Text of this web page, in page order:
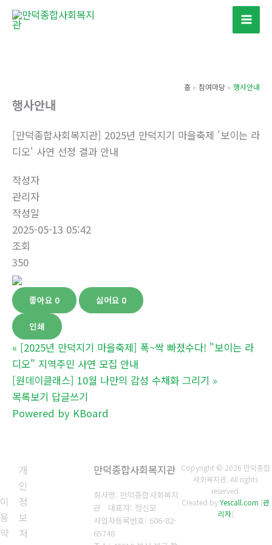
홈 참여마당 행사안내
행사안내
[만덕종합사회복지관] 2025년 만덕지기 마을축제 '보이는 라
디오' 사연 선정 결과 안내
작성자
관리자
작성일
2025-05-13 05:42
조회
350
좋아요 0 싫어요 0
인쇄
« [2025년 만덕지기 마을축제] 폭~싹 빠졌수다! "보이는 라
디오" 지역주민 사연 모집 안내
[원데이클래스] 10월 나만의 감성 수채화 그리기 »
목록보기 답글쓰기
Powered by KBoard
이
용
약
개
인
정
보
처
만덕종합사회복지관
회사명: 만덕종합사회복지
관 대표자: 정신모
사업자등록번호: 606-82-
65748
Copyright © 2026 만덕종합
사회복지관. All rights
reserved.
Created byYescall.com [관
리자]